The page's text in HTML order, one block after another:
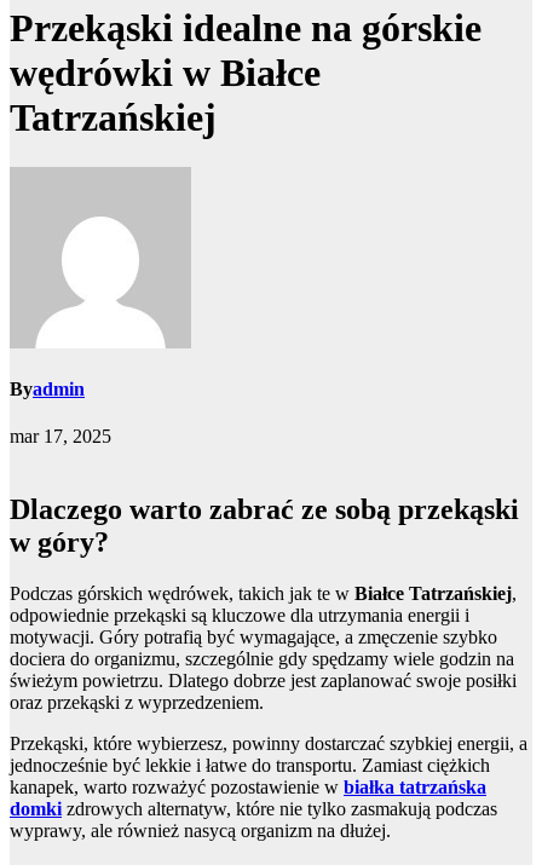
Przekąski idealne na górskie
wędrówki w Białce
Tatrzańskiej
Byadmin
mar 17, 2025
Dlaczego warto zabrać ze sobą przekąski
w góry?
Podczas górskich wędrówek, takich jak te w Białce Tatrzańskiej,
odpowiednie przekąski są kluczowe dla utrzymania energii i
motywacji. Góry potrafią być wymagające, a zmęczenie szybko
dociera do organizmu, szczególnie gdy spędzamy wiele godzin na
świeżym powietrzu. Dlatego dobrze jest zaplanować swoje posiłki
oraz przekąski z wyprzedzeniem.
Przekąski, które wybierzesz, powinny dostarczać szybkiej energii, a
jednocześnie być lekkie i łatwe do transportu. Zamiast ciężkich
kanapek, warto rozważyć pozostawienie w białka tatrzańska
domki zdrowych alternatyw, które nie tylko zasmakują podczas
wyprawy, ale również nasycą organizm na dłużej.